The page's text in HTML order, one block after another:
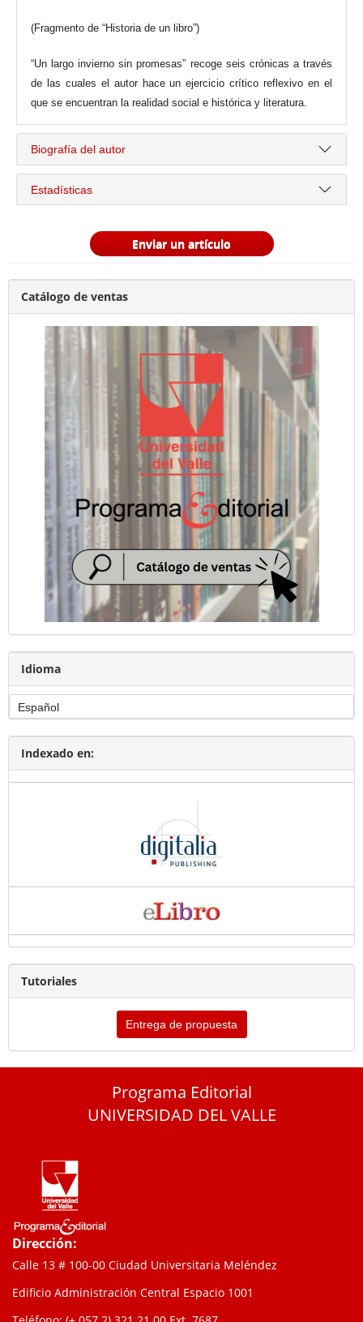
(Fragmento de “Historia de un libro”)
“Un largo invierno sin promesas” recoge seis crónicas a través
de las cuales el autor hace un ejercicio crítico reflexivo en el
que se encuentran la realidad social e histórica y literatura.
Biografía del autor
Estadísticas
Enviar un artículo
Catálogo de ventas
Idioma
Indexado en:
Tutoriales
Entrega de propuesta
Programa Editorial
UNIVERSIDAD DEL VALLE
Dirección:
Calle 13 # 100-00 Ciudad Universitaria Meléndez
Edificio Administración Central Espacio 1001